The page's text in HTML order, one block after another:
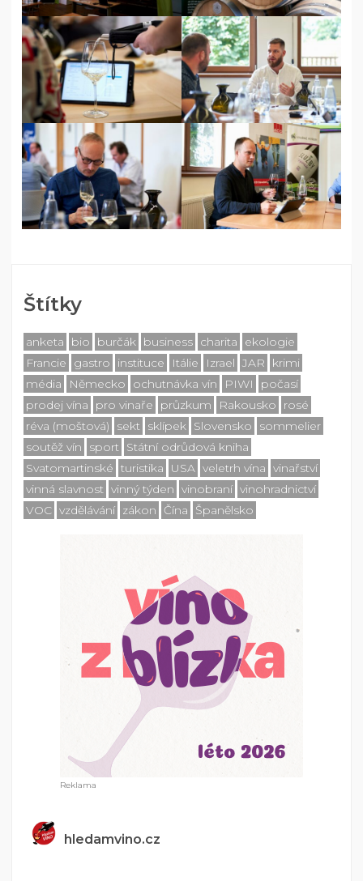
Štítky
anketa bio burčák business charita
ekologie
Francie
gastro instituce Itálie Izrael JAR
krimi
média
Německo ochutnávka vín PIWI
počasí
prodej vína
pro vinaře průzkum Rakousko
rosé
réva (moštová)
sekt sklípek Slovensko
sommelier
soutěž vín
sport Státní odrůdová kniha
Svatomartinské turistika USA veletrh vína vinařství
vinná slavnost vinný týden vinobraní vinohradnictví
VOC vzdělávání zákon Čína Španělsko
hledamvino.cz